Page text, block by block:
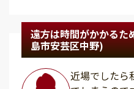
遠方は時間がかかるた
島市安芸区中野)
近場でしたら